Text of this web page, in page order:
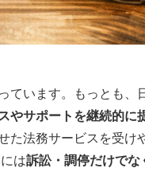
ています。もっとも、
やサポートを継続的に
た法務サービスを受け
は訴訟・調停だけでな